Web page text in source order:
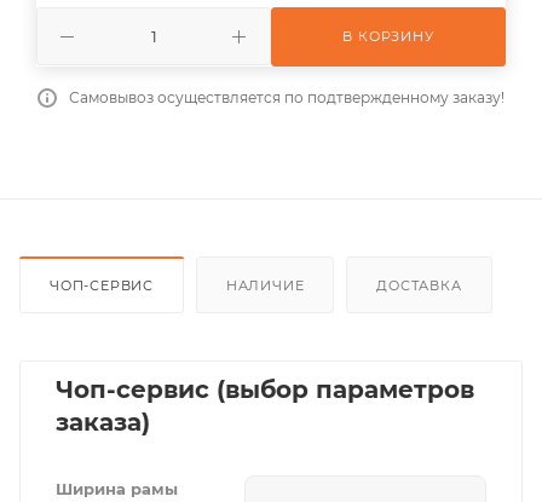
В КОРЗИНУ
Самовывоз осуществляется по подтвержденному заказу!
ЧОП-СЕРВИС НАЛИЧИЕ ДОСТАВКА
Чоп-сервис (выбор параметров
заказа)
Ширина рамы